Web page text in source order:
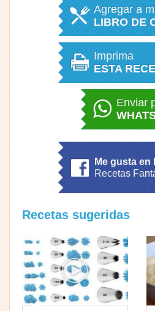
Agregar a
LIBRO DE
Imprima
ESTA
Enviar
Me gusta en
Recetas
Recetas sugeridas